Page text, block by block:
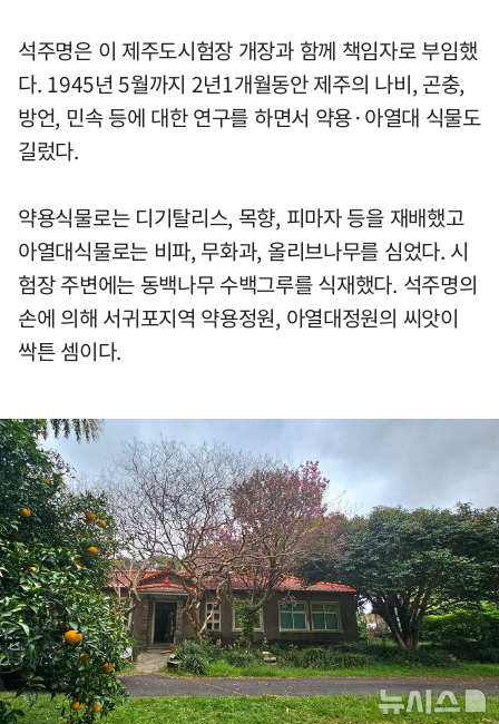
석주명은 이 제주도시험장 개장과 함께 책임자로 부임했
다. 1945년 5월까지 2년1개월동안 제주의 나비, 곤충,
방언, 민속 등에 대한 연구를 하면서 약용·아열대 식물도
길렀다.
약용식물로는 디기탈리스, 목향, 피마자 등을 재배했고
아열대식물로는 비파, 무화과, 올리브나무를 심었다. 시
험장 주변에는 동백나무 수백그루를 식재했다. 석주명의
손에 의해 서귀포지역 약용정원, 아열대정원의 씨앗이
싹튼 셈이다.